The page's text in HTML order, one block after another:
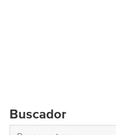
Buscador